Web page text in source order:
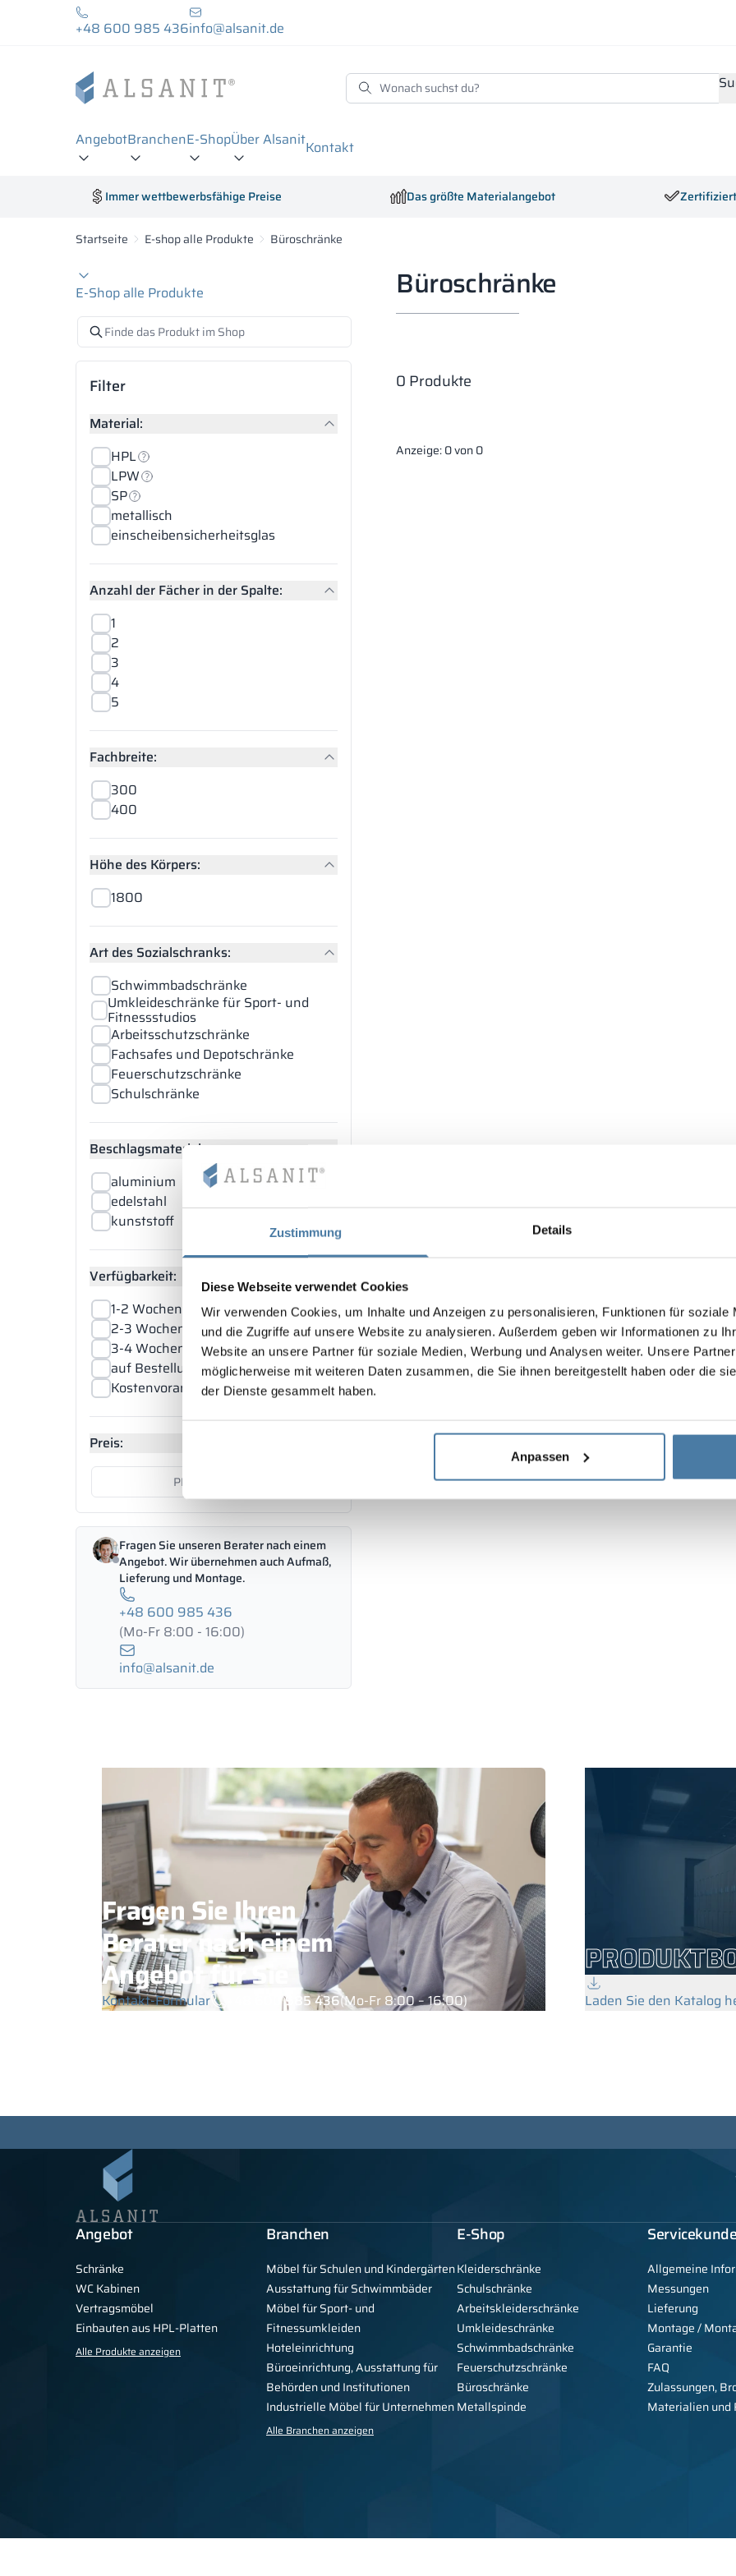
Zustimmung Details
Diese Webseite verwendet Cookies
Wir verwenden Cookies, um Inhalte und Anzeigen zu personalisieren, Funktionen für soziale
und die Zugriffe auf unsere Website zu analysieren. Außerdem geben wir Informationen zu
Website an unsere Partner für soziale Medien, Werbung und Analysen weiter. Unsere
möglicherweise mit weiteren Daten zusammen, die Sie ihnen bereitgestellt haben oder die
der Dienste gesammelt haben.
Anpassen
+48 600 985 436info@alsanit.de
AngebotBranchenE-ShopÜber AlsanitKontakt
Immer wettbewerbsfähige Preise Das größte Materialangebot
Startseite E-shop alle Produkte Büroschränke
E-Shop alle Produkte
Filter
Material:
HPL
LPW
SP
metallisch
einscheibensicherheitsglas
Anzahl der Fächer in der Spalte:
1
2
3
4
5
Fachbreite:
300
400
Höhe des Körpers:
1800
Art des Sozialschranks:
Schwimmbadschränke
Umkleideschränke für Sport- und
Fitnessstudios
Arbeitsschutzschränke
Fachsafes und Depotschränke
Feuerschutzschränke
Schulschränke
Beschlagsmaterial:
aluminium
edelstahl
kunststoff
Verfügbarkeit:
1-2 Wochen
2-3 Wochen
3-4 Wochen
auf Bestellung
Kostenvoranschlag in 48 Stunden
Preis:
PLN
Fragen Sie unseren Berater nach einem
Angebot. Wir übernehmen auch Aufmaß,
Lieferung und Montage.
+48 600 985 436
(Mo-Fr 8:00 - 16:00)
info@alsanit.de
Büroschränke
0 Produkte
Anzeige:0von0
Fragen Sie Ihren
Berater nach einem
Angebot für Sie
Kontakt-Formular +48 600 985 436(Mo-Fr 8:00 – 16:00) Laden Sie den Katalog
Angebot
Schränke
WC Kabinen
Vertragsmöbel
Einbauten aus HPL-Platten
Alle Produkte anzeigen
Branchen
Möbel für Schulen und Kindergärten
Ausstattung für Schwimmbäder
Möbel für Sport- und
Fitnessumkleiden
Hoteleinrichtung
Büroeinrichtung, Ausstattung für
Behörden und Institutionen
Industrielle Möbel für Unternehmen
Alle Branchen anzeigen
E-Shop
Kleiderschränke
Schulschränke
Arbeitskleiderschränke
Umkleideschränke
Schwimmbadschränke
Feuerschutzschränke
Büroschränke
Metallspinde
Servicekunde
Allgemeine
Messungen
Lieferung
Montage /
Garantie
FAQ
Zulassungen,
Materialien und